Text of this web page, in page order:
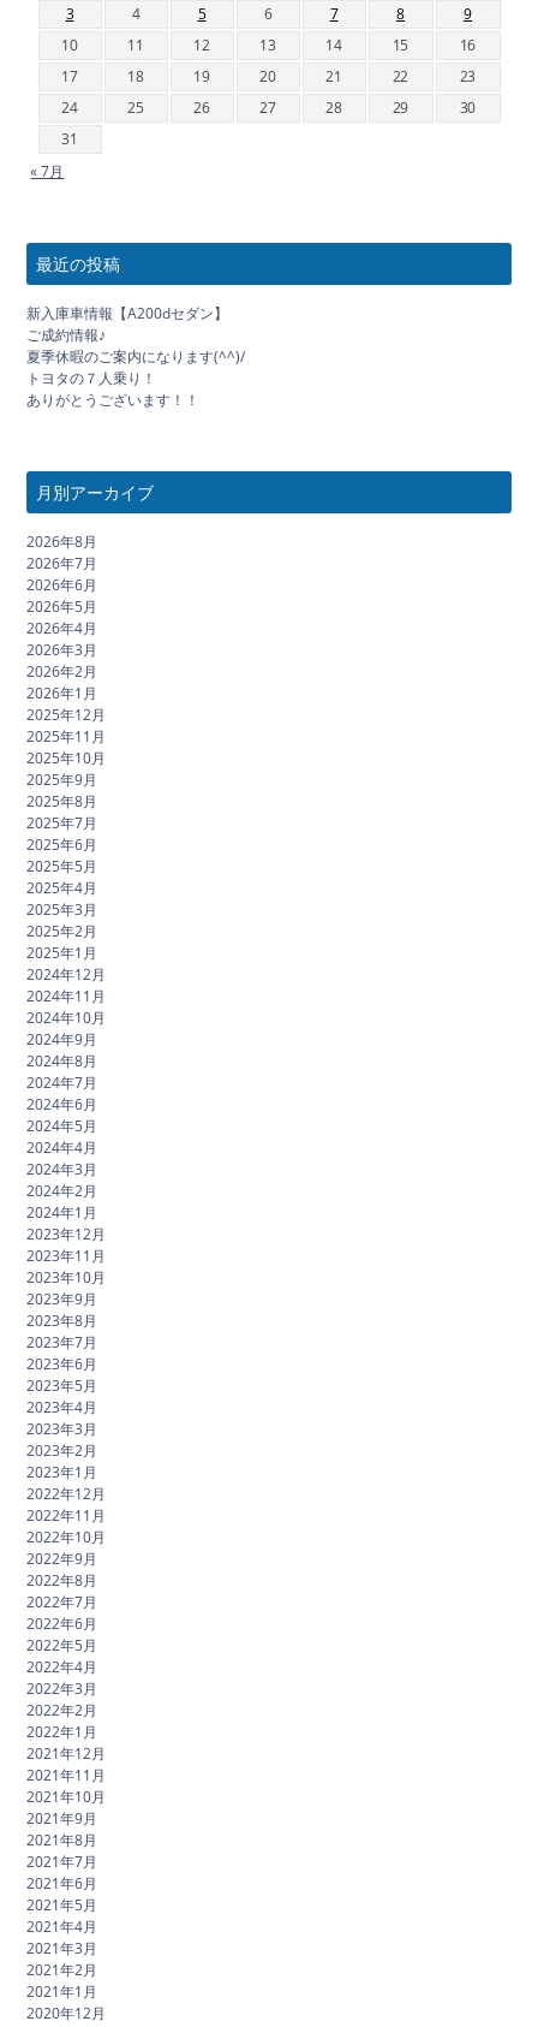
3 4 5 6 7 8
9
10
11 12 13 14 15
16
17
18 19 20 21 22
23
24
25 26 27 28 29
30
31
« 7月
最近の投稿
新入庫車情報【A200dセダン】
ご成約情報♪
夏季休暇のご案内になります(^^)/
トヨタの７人乗り！
ありがとうございます！！
月別アーカイブ
2026年8月
2026年7月
2026年6月
2026年5月
2026年4月
2026年3月
2026年2月
2026年1月
2025年12月
2025年11月
2025年10月
2025年9月
2025年8月
2025年7月
2025年6月
2025年5月
2025年4月
2025年3月
2025年2月
2025年1月
2024年12月
2024年11月
2024年10月
2024年9月
2024年8月
2024年7月
2024年6月
2024年5月
2024年4月
2024年3月
2024年2月
2024年1月
2023年12月
2023年11月
2023年10月
2023年9月
2023年8月
2023年7月
2023年6月
2023年5月
2023年4月
2023年3月
2023年2月
2023年1月
2022年12月
2022年11月
2022年10月
2022年9月
2022年8月
2022年7月
2022年6月
2022年5月
2022年4月
2022年3月
2022年2月
2022年1月
2021年12月
2021年11月
2021年10月
2021年9月
2021年8月
2021年7月
2021年6月
2021年5月
2021年4月
2021年3月
2021年2月
2021年1月
2020年12月